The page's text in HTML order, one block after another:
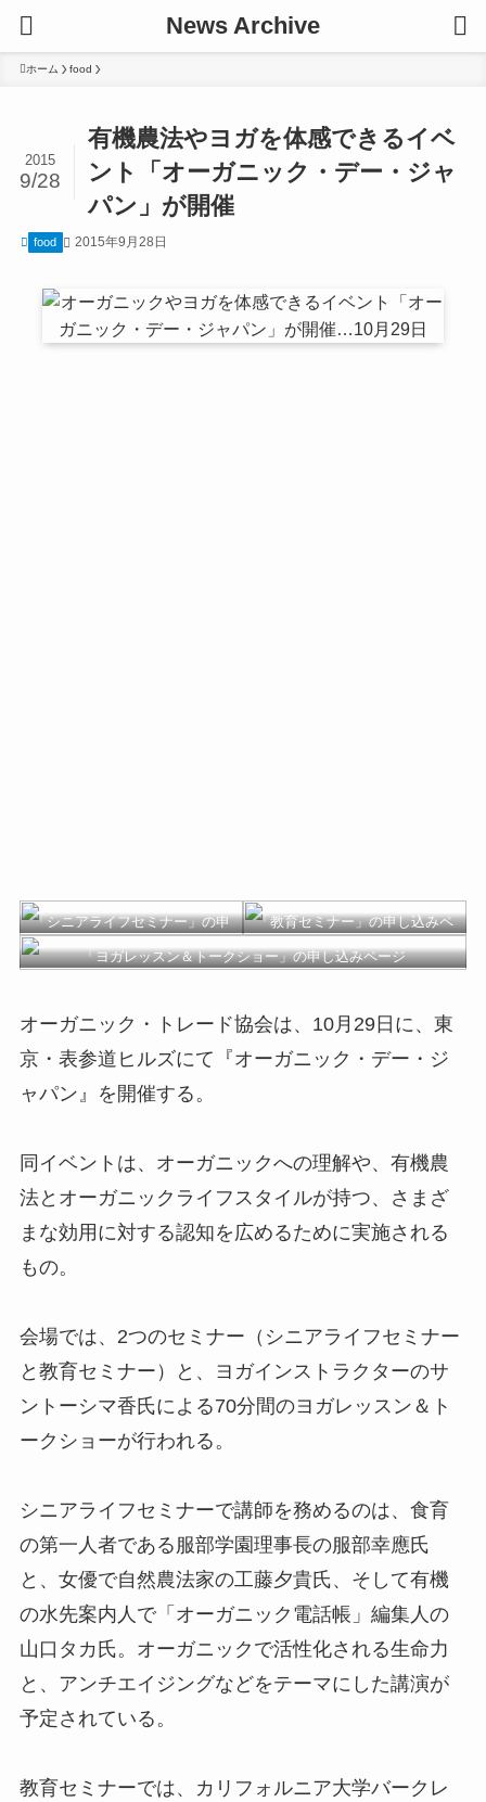
News Archive
ホーム food
有機農法やヨガを体感できるイベ
ント「オーガニック・デー・ジャ
パン」が開催
2015
9/28
food 2015年9月28日
「シニアライフセミナー」の申
し込みページ
「教育セミナー」の申し込みペ
ージ
「ヨガレッスン＆トークショー」の申し込みページ
オーガニック・トレード協会は、10月29日に、東
京・表参道ヒルズにて『オーガニック・デー・ジ
ャパン』を開催する。
同イベントは、オーガニックへの理解や、有機農
法とオーガニックライフスタイルが持つ、さまざ
まな効用に対する認知を広めるために実施される
もの。
会場では、2つのセミナー（シニアライフセミナー
と教育セミナー）と、ヨガインストラクターのサ
ントーシマ香氏による70分間のヨガレッスン＆ト
ークショーが行われる。
シニアライフセミナーで講師を務めるのは、食育
の第一人者である服部学園理事長の服部幸應氏
と、女優で自然農法家の工藤夕貴氏、そして有機
の水先案内人で「オーガニック電話帳」編集人の
山口タカ氏。オーガニックで活性化される生命力
と、アンチエイジングなどをテーマにした講演が
予定されている。
教育セミナーでは、カリフォルニア大学バークレ